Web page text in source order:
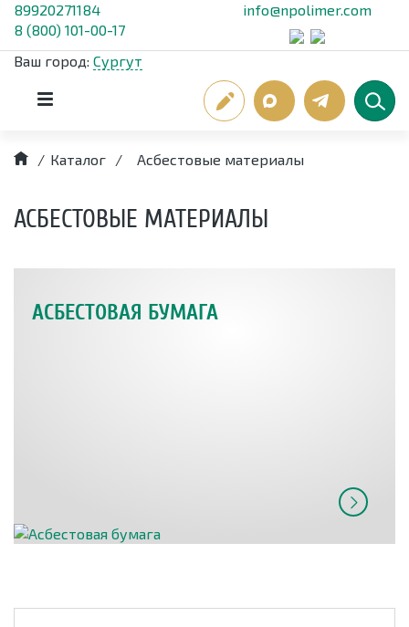
89920271184
8 (800) 101-00-17
info@npolimer.com
Ваш город: Сургут
/ Каталог / Асбестовые материалы
АСБЕСТОВЫЕ МАТЕРИАЛЫ
АСБЕСТОВАЯ БУМАГА